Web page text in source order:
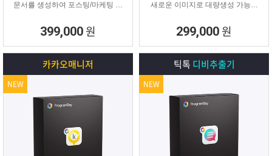
문서를 생성하여 포스팅/마케팅 시
소모되는 시간을 없애주는 고퀄리티
문서생성 프로그램입니다.
399,000 원
새로운 이미지로 대량생성 가능한
299,000 원
카카오매니저
NEW
틱톡 디비추출기
NEW